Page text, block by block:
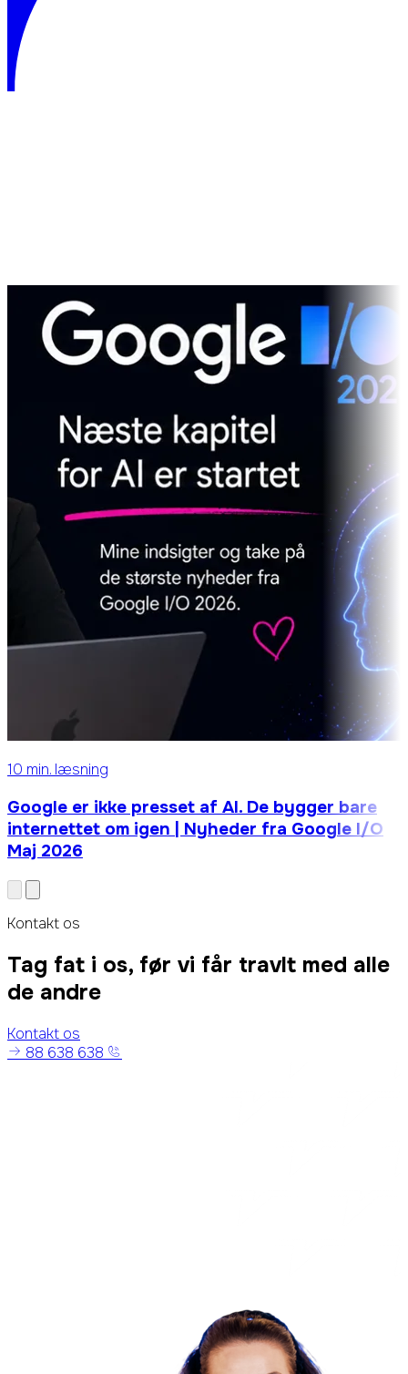
10 min. læsning
Google er ikke presset af AI. De bygger bare
internettet om igen | Nyheder fra Google I/O
Maj 2026
Kontakt os
Tag fat i os, før vi får travlt med alle
de andre
Kontakt os
88 638 638